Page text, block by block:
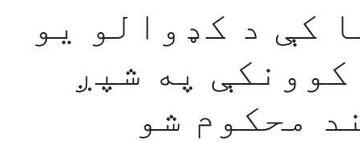
کې د کډوالو یو
په شپږ
محکوم شو